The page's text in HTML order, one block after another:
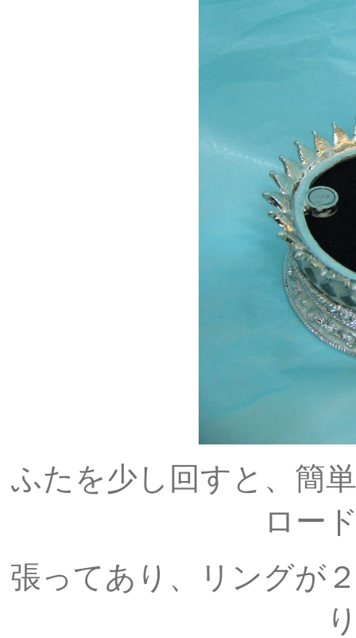
ふたを少し回すと、簡
ロー
張ってあり、リングが